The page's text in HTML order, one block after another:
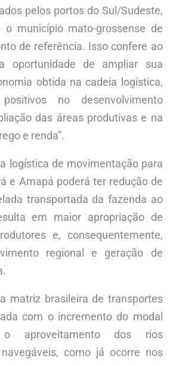
pelos portos do Sul/Sudeste,
o município mato-grossense de
de referência. Isso confere ao
oportunidade de ampliar sua
obtida na cadeia logística,
no desenvolvimento
das áreas produtivas e na
e renda”.
logística de movimentação para
e Amapá poderá ter redução de
transportada da fazenda ao
em maior apropriação de
e, consequentemente,
regional e geração de
matriz brasileira de transportes
com o incremento do modal
aproveitamento dos rios
como já ocorre nos